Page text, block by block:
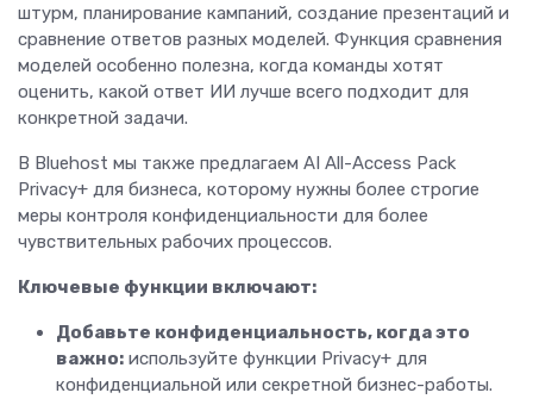
штурм, планирование кампаний, создание презентаций и
сравнение ответов разных моделей. Функция сравнения
моделей особенно полезна, когда команды хотят
оценить, какой ответ ИИ лучше всего подходит для
конкретной задачи.
В Bluehost мы также предлагаем AI All-Access Pack
Privacy+ для бизнеса, которому нужны более строгие
меры контроля конфиденциальности для более
чувствительных рабочих процессов.
Ключевые функции включают:
Добавьте конфиденциальность, когда это
важно: используйте функции Privacy+ для
конфиденциальной или секретной бизнес-работы.